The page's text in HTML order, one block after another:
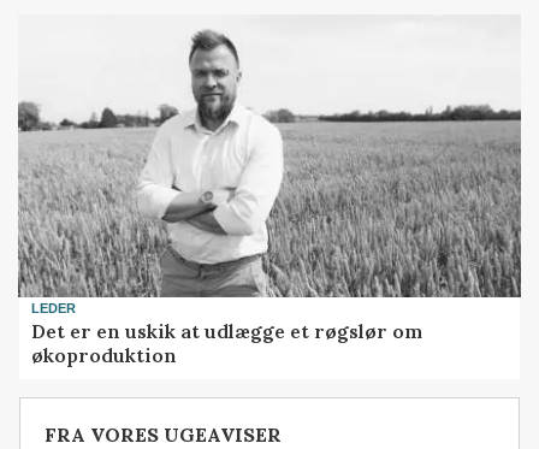
LEDER
Det er en uskik at udlægge et røgslør om
økoproduktion
FRA VORES UGEAVISER